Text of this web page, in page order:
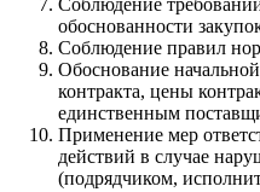
Соблюдение
обоснованности
Соблюдение правил
Обоснование
контракта, цены
единственным
Применение мер
действий в случае
(подрядчиком,